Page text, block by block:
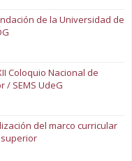
de la Universidad de
Coloquio Nacional de
/ SEMS UdeG
del marco curricular